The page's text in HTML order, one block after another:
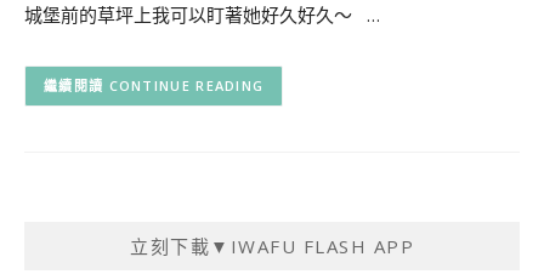
城堡前的草坪上我可以盯著她好久好久～ …
CONTINUE READING
立刻下載▼IWAFU FLASH APP